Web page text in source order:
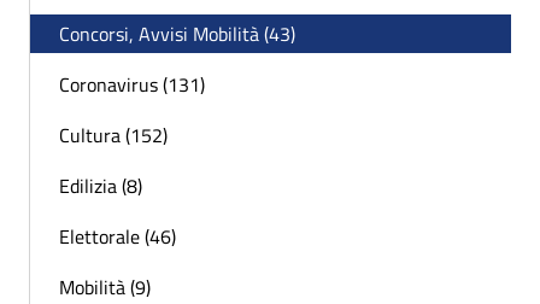
Concorsi, Avvisi Mobilità (43)
Coronavirus (131)
Cultura (152)
Edilizia (8)
Elettorale (46)
Mobilità (9)